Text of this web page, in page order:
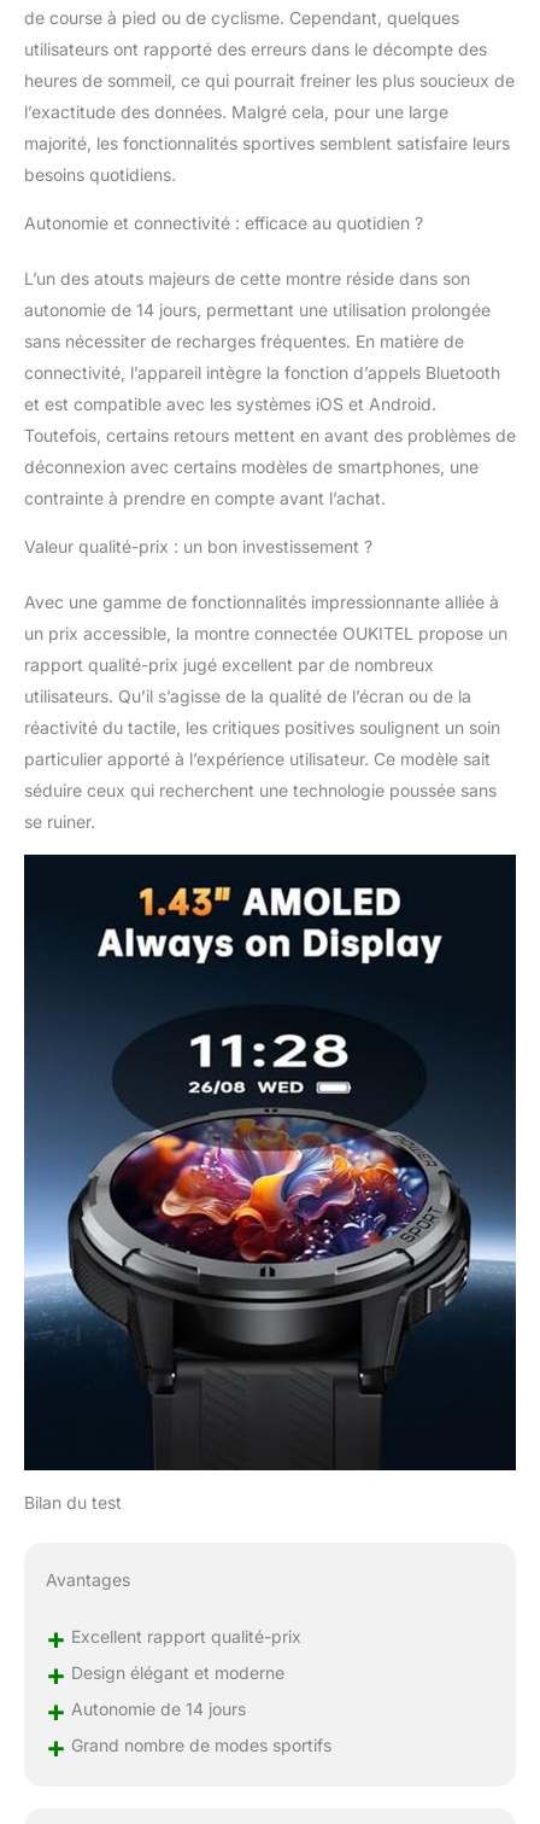
de course à pied ou de cyclisme. Cependant, quelques
utilisateurs ont rapporté des erreurs dans le décompte des
heures de sommeil, ce qui pourrait freiner les plus soucieux de
l’exactitude des données. Malgré cela, pour une large
majorité, les fonctionnalités sportives semblent satisfaire leurs
besoins quotidiens.
Autonomie et connectivité : efficace au quotidien ?
L’un des atouts majeurs de cette montre réside dans son
autonomie de 14 jours, permettant une utilisation prolongée
sans nécessiter de recharges fréquentes. En matière de
connectivité, l’appareil intègre la fonction d’appels Bluetooth
et est compatible avec les systèmes iOS et Android.
Toutefois, certains retours mettent en avant des problèmes de
déconnexion avec certains modèles de smartphones, une
contrainte à prendre en compte avant l’achat.
Valeur qualité-prix : un bon investissement ?
Avec une gamme de fonctionnalités impressionnante alliée à
un prix accessible, la montre connectée OUKITEL propose un
rapport qualité-prix jugé excellent par de nombreux
utilisateurs. Qu’il s’agisse de la qualité de l’écran ou de la
réactivité du tactile, les critiques positives soulignent un soin
particulier apporté à l’expérience utilisateur. Ce modèle sait
séduire ceux qui recherchent une technologie poussée sans
se ruiner.
Bilan du test
Avantages
+ Excellent rapport qualité-prix
+ Design élégant et moderne
+ Autonomie de 14 jours
+ Grand nombre de modes sportifs